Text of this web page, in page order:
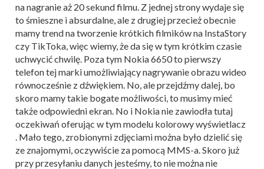
na nagranie aż 20 sekund filmu. Z jednej strony wydaje się
to śmieszne i absurdalne, ale z drugiej przecież obecnie
mamy trend na tworzenie krótkich filmików na InstaStory
czy TikToka, więc wiemy, że da się w tym krótkim czasie
uchwycić chwilę. Poza tym Nokia 6650 to pierwszy
telefon tej marki umożliwiający nagrywanie obrazu wideo
równocześnie z dźwiękiem. No, ale przejdźmy dalej, bo
skoro mamy takie bogate możliwości, to musimy mieć
także odpowiedni ekran. No i Nokia nie zawiodła tutaj
oczekiwań oferując w tym modelu kolorowy wyświetlacz
. Mało tego, zrobionymi zdjęciami można było dzielić się
ze znajomymi, oczywiście za pomocą MMS-a. Skoro już
przy przesyłaniu danych jesteśmy, to nie można nie